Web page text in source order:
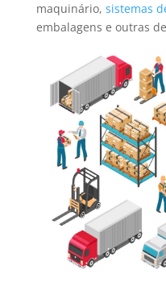
maquinário, sistemas
embalagens e outras